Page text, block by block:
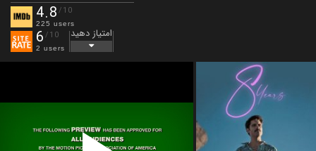
4.8 /10
225 users
6 /10
2 users
امتیاز دهید